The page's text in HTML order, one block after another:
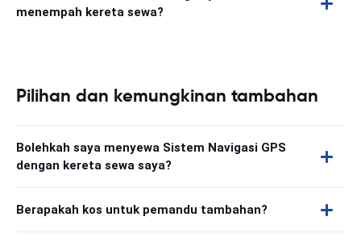
menempah kereta sewa?
Pilihan dan kemungkinan tambahan
Bolehkah saya menyewa Sistem Navigasi GPS
dengan kereta sewa saya?
Berapakah kos untuk pemandu tambahan?